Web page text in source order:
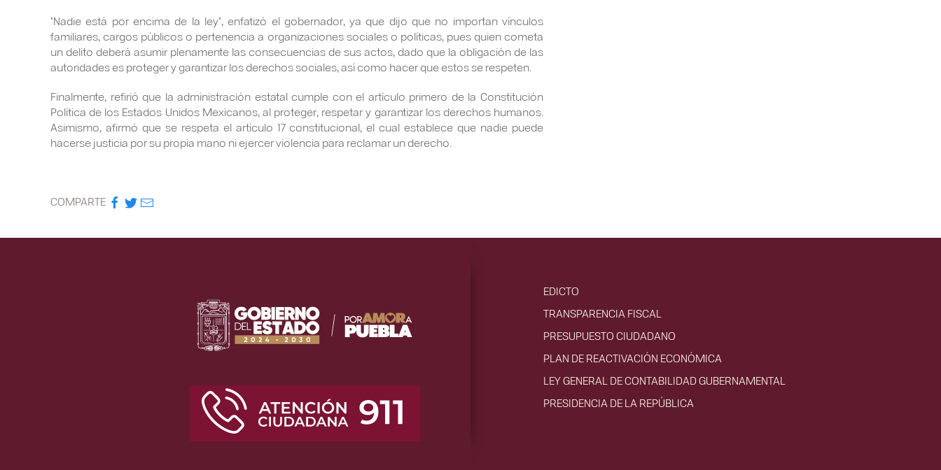
"Nadie está por encima de la ley", enfatizó el gobernador, ya que dijo que no importan vínculos
familiares, cargos públicos o pertenencia a organizaciones sociales o políticas, pues quien cometa
un delito deberá asumir plenamente las consecuencias de sus actos, dado que la obligación de las
autoridades es proteger y garantizar los derechos sociales, así como hacer que estos se respeten.
Finalmente, refirió que la administración estatal cumple con el artículo primero de la Constitución
Política de los Estados Unidos Mexicanos, al proteger, respetar y garantizar los derechos humanos.
Asimismo, afirmó que se respeta el artículo 17 constitucional, el cual establece que nadie puede
hacerse justicia por su propia mano ni ejercer violencia para reclamar un derecho.
COMPARTE
EDICTO
TRANSPARENCIA FISCAL
PRESUPUESTO CIUDADANO
PLAN DE REACTIVACIÓN ECONÓMICA
LEY GENERAL DE CONTABILIDAD GUBERNAMENTAL
PRESIDENCIA DE LA REPÚBLICA